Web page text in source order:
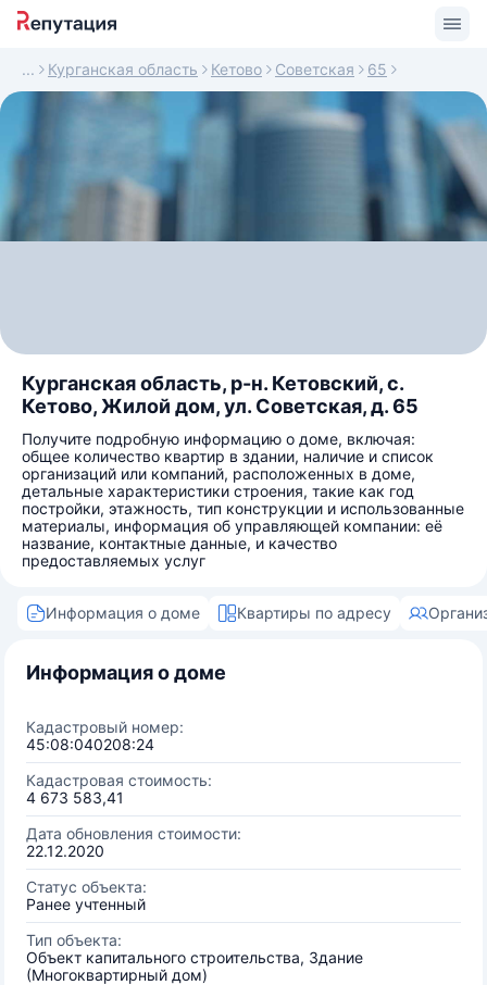
Курганская область Кетово Советская 65
Курганская область, р-н. Кетовский, с.
Кетово, Жилой дом, ул. Советская, д. 65
Получите подробную информацию о доме, включая:
общее количество квартир в здании, наличие и список
организаций или компаний, расположенных в доме,
детальные характеристики строения, такие как год
постройки, этажность, тип конструкции и использованные
материалы, информация об управляющей компании: её
название, контактные данные, и качество
предоставляемых услуг
Информация о доме Квартиры по адресу
Информация о доме
Кадастровый номер:
45:08:040208:24
Кадастровая стоимость:
4 673 583,41
Дата обновления стоимости:
22.12.2020
Статус объекта:
Ранее учтенный
Тип объекта:
Объект капитального строительства, Здание
(Многоквартирный дом)